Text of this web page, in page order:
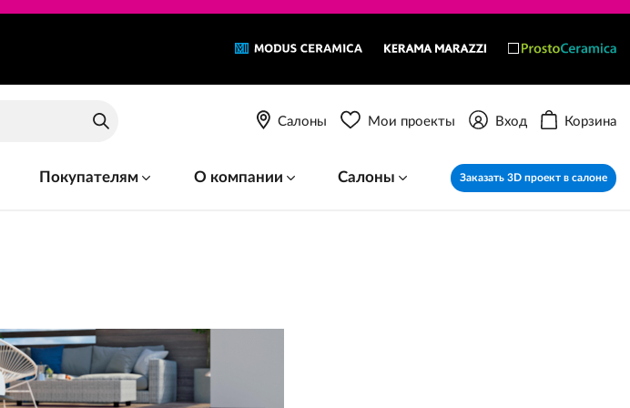
Салоны Мои проекты Вход Корзина
Покупателям О компании Салоны Заказать 3D проект в салоне